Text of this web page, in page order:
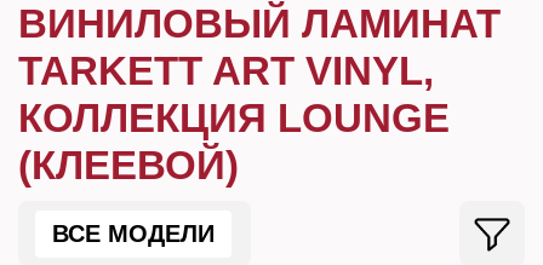
ВИНИЛОВЫЙ ЛАМИНАТ
TARKETT ART VINYL,
КОЛЛЕКЦИЯ LOUNGE
(КЛЕЕВОЙ)
ВСЕ МОДЕЛИ